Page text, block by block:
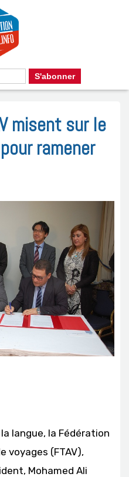
misent sur le
ramener
langue, la Fédération
voyages (FTAV),
Mohamed Ali